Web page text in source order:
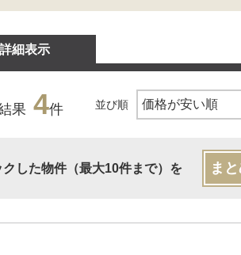
詳細表示
果 4件 並び順
クした物件（最大10件まで）を ま